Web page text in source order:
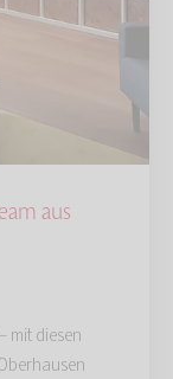
aus
mit diesen